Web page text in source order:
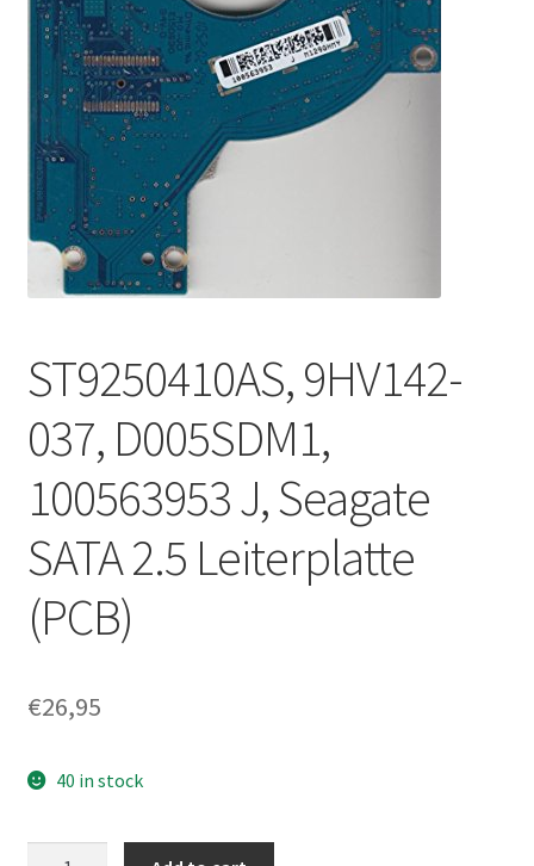
ST9250410AS, 9HV142-
037, D005SDM1,
100563953 J, Seagate
SATA 2.5 Leiterplatte
(PCB)
€26,95
40 in stock